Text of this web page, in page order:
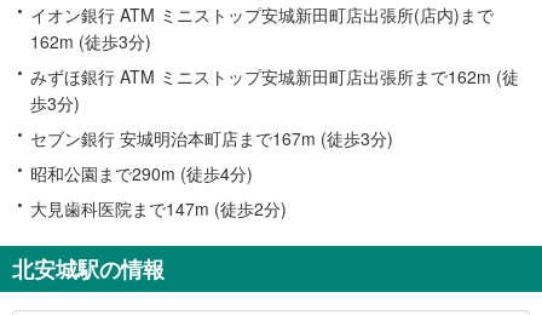
イオン銀行 ATM ミニストップ安城新田町店出張所(店内)まで
162m (徒歩3分)
みずほ銀行 ATM ミニストップ安城新田町店出張所まで162m (徒
歩3分)
セブン銀行 安城明治本町店まで167m (徒歩3分)
昭和公園まで290m (徒歩4分)
大見歯科医院まで147m (徒歩2分)
北安城駅の情報